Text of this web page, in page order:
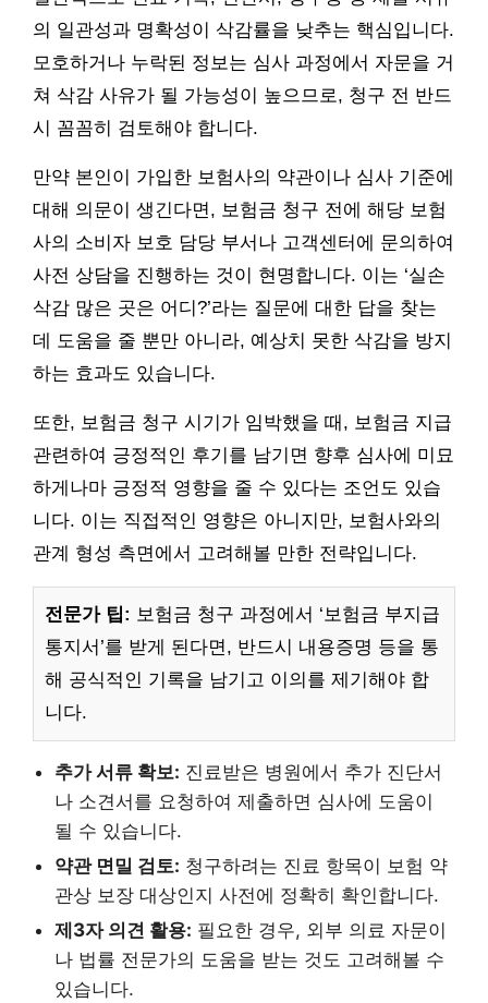
의 일관성과 명확성이 삭감률을 낮추는 핵심입니다.
모호하거나 누락된 정보는 심사 과정에서 자문을 거
쳐 삭감 사유가 될 가능성이 높으므로, 청구 전 반드
시 꼼꼼히 검토해야 합니다.
만약 본인이 가입한 보험사의 약관이나 심사 기준에
대해 의문이 생긴다면, 보험금 청구 전에 해당 보험
사의 소비자 보호 담당 부서나 고객센터에 문의하여
사전 상담을 진행하는 것이 현명합니다. 이는 ‘실손
삭감 많은 곳은 어디?’라는 질문에 대한 답을 찾는
데 도움을 줄 뿐만 아니라, 예상치 못한 삭감을 방지
하는 효과도 있습니다.
또한, 보험금 청구 시기가 임박했을 때, 보험금 지급
관련하여 긍정적인 후기를 남기면 향후 심사에 미묘
하게나마 긍정적 영향을 줄 수 있다는 조언도 있습
니다. 이는 직접적인 영향은 아니지만, 보험사와의
관계 형성 측면에서 고려해볼 만한 전략입니다.
전문가 팁: 보험금 청구 과정에서 ‘보험금 부지급
통지서’를 받게 된다면, 반드시 내용증명 등을 통
해 공식적인 기록을 남기고 이의를 제기해야 합
니다.
추가 서류 확보: 진료받은 병원에서 추가 진단서
나 소견서를 요청하여 제출하면 심사에 도움이
될 수 있습니다.
약관 면밀 검토: 청구하려는 진료 항목이 보험 약
관상 보장 대상인지 사전에 정확히 확인합니다.
제3자 의견 활용: 필요한 경우, 외부 의료 자문이
나 법률 전문가의 도움을 받는 것도 고려해볼 수
있습니다.